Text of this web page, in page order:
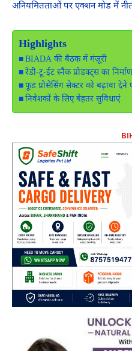
अनियमितताओं पर एक्शन मोड में
Highlights
BIADA की बैठक में मंज़ूरी
रेडी-टू-ईट स्नैक प्रोडक्ट्स का निर्माण
फूड प्रोसेसिंग सेक्टर को बढ़ावा देने
निवेशकों के लिए बेहतर सुविधाएं